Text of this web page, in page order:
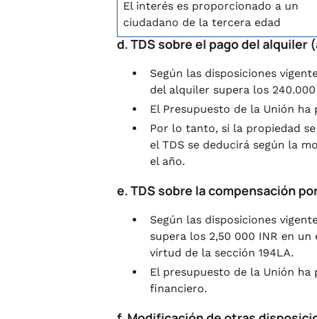
El interés es proporcionado a un
ciudadano de la tercera edad
d. TDS sobre el pago del alquiler
Según las disposiciones
del alquiler supera los
El Presupuesto de la Unión
Por lo tanto, si la propiedad
el TDS se deducirá según la
el año.
e. TDS sobre la compensación
Según las disposiciones
supera los 2,50 000 INR en
virtud de la sección 194LA.
El presupuesto de la Unión
financiero.